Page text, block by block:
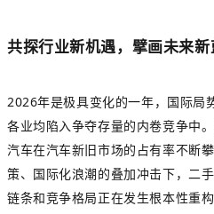
共探行业新机遇，擘画未来新
2026年是极具变化的一年，国际局
各业均陷入争夺存量的内卷竞争中
汽车在汽车新旧市场的占有率不断
策、国际化浪潮的叠加冲击下，二
链条和竞争格局正在发生根本性重构